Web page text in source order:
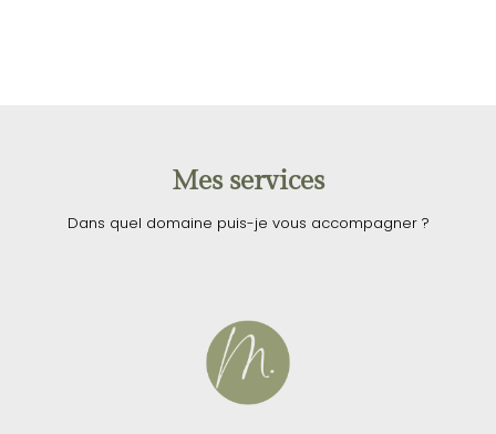
Mes services
Dans quel domaine puis-je vous accompagner ?